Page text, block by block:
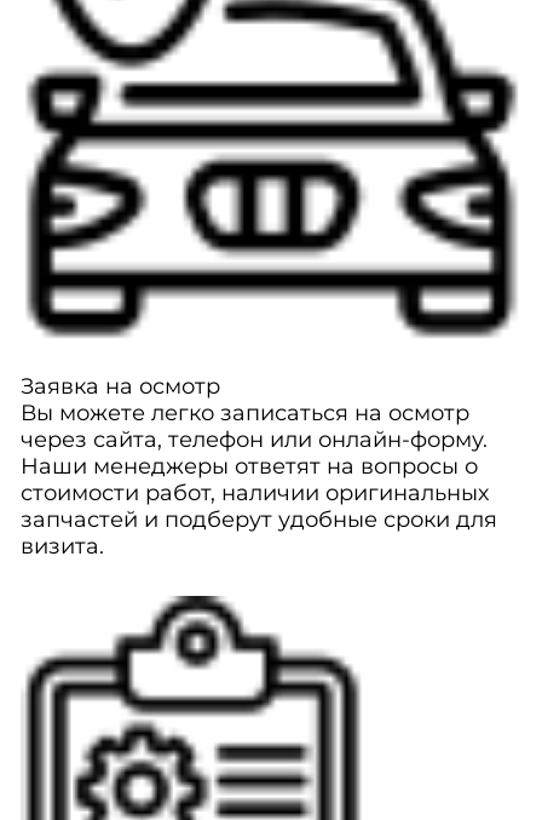
Заявка на осмотр
Вы можете легко записаться на осмотр
через сайта, телефон или онлайн-форму.
Наши менеджеры ответят на вопросы о
стоимости работ, наличии оригинальных
запчастей и подберут удобные сроки для
визита.